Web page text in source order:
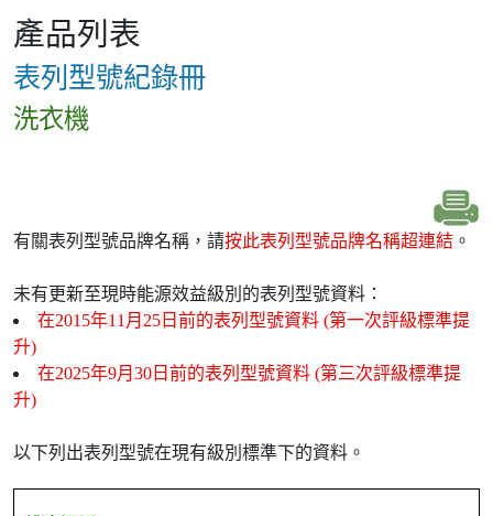
產品列表
表列型號紀錄冊
洗衣機
有關表列型號品牌名稱，請按此表列型號品牌名稱超連結 。
未有更新至現時能源效益級別的表列型號資料：
在2015年11月25日前的表列型號資料 (第一次評級標準提
升)
在2025年9月30日前的表列型號資料 (第三次評級標準提
升)
以下列出表列型號在現有級別標準下的資料。